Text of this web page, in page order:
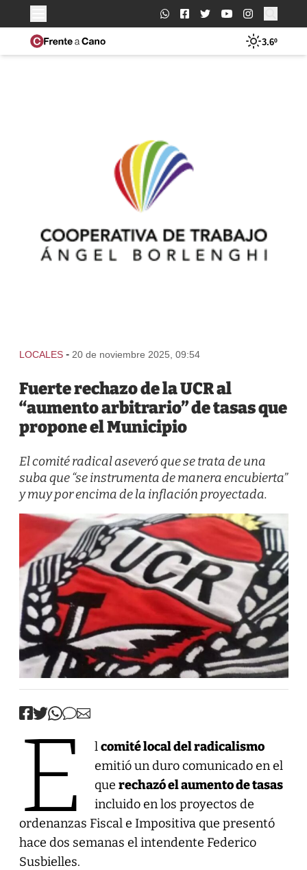
Buscar:
3.6º
LOCALES - 20 de noviembre 2025, 09:54
Fuerte rechazo de la UCR al
“aumento arbitrario” de tasas que
propone el Municipio
El comité radical aseveró que se trata de una
suba que “se instrumenta de manera encubierta”
y muy por encima de la inflación proyectada.
E lcomité local del radicalismo
emitió un duro comunicado en el
que rechazó el aumento de tasas
incluido en los proyectos de
ordenanzas Fiscal e Impositiva que presentó
hace dos semanas el intendente Federico
Susbielles.